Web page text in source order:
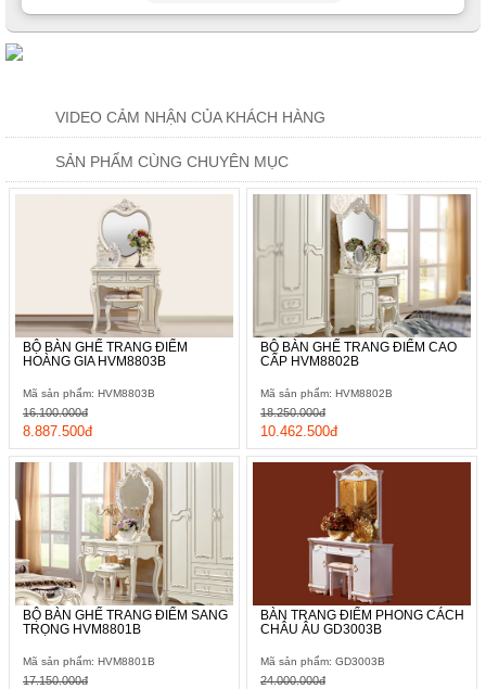
VIDEO CẢM NHẬN CỦA KHÁCH HÀNG
SẢN PHẨM CÙNG CHUYÊN MỤC
BỘ BÀN GHẾ TRANG ĐIỂM
HOÀNG GIA HVM8803B
Mã sản phẩm: HVM8803B
8.887.500đ
16.100.000đ
BỘ BÀN GHẾ TRANG ĐIỂM CAO
CẤP HVM8802B
Mã sản phẩm: HVM8802B
10.462.500đ
18.250.000đ
BỘ BÀN GHẾ TRANG ĐIỂM SANG
TRỌNG HVM8801B
Mã sản phẩm: HVM8801B
17.150.000đ
BÀN TRANG ĐIỂM PHONG CÁCH
CHÂU ÂU GD3003B
Mã sản phẩm: GD3003B
24.000.000đ